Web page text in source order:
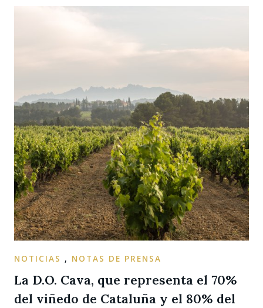
NOTICIAS , NOTAS DE PRENSA
La D.O. Cava, que representa el 70%
del viñedo de Cataluña y el 80% del